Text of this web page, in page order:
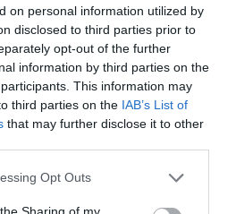
on personal information utilized by
disclosed to third parties prior to
opt-out of the further
information by third parties on the
This information may
third parties on the IAB’s List of
that may further disclose it to other
app uses one or more Google
usage behaviour. You may click to
Opt Outs
Sharing of my
legendás koncertje, amelyen
énekelte el a Tavaszi szél
kevésbé érzik át ennek a
de az, hogy egy „nyugati”
mögött egy telt házas
nagyon fontos mérföldköve
és a magyar
nekünk is van
nagy jelentőségű, sőt